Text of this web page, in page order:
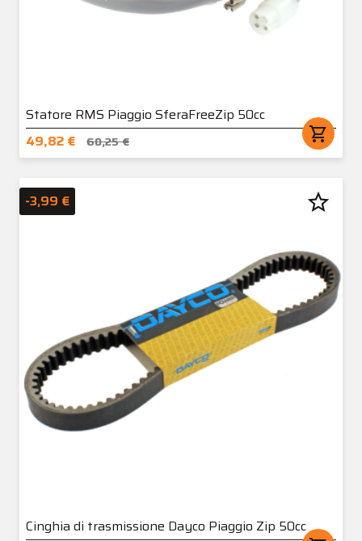
Statore RMS Piaggio SferaFreeZip 50cc
49,82 €
60,25 € shopping_cart
Cinghia di trasmissione Dayco Piaggio Zip 50cc
-3,99 € star_border